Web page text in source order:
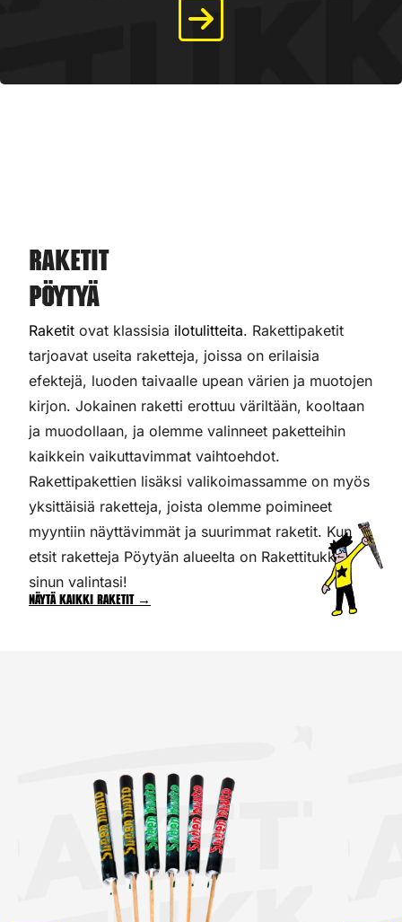
Raketit
Pöytyä
Raketit ovat klassisia ilotulitteita. Rakettipaketit
tarjoavat useita raketteja, joissa on erilaisia
efektejä, luoden taivaalle upean värien ja muotojen
kirjon. Jokainen raketti erottuu väriltään, kooltaan
ja muodollaan, ja olemme valinneet paketteihin
kaikkein vaikuttavimmat vaihtoehdot.
Rakettipakettien lisäksi valikoimassamme on myös
yksittäisiä raketteja, joista olemme poimineet
myyntiin näyttävimmät ja suurimmat raketit. Kun
etsit raketteja Pöytyän alueelta on Rakettitukku
sinun valintasi!
Näytä kaikki raketit →